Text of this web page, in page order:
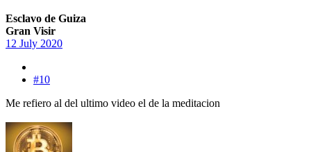
Esclavo de Guiza
Gran Visir
12 July 2020
#10
Me refiero al del ultimo video el de la meditacion